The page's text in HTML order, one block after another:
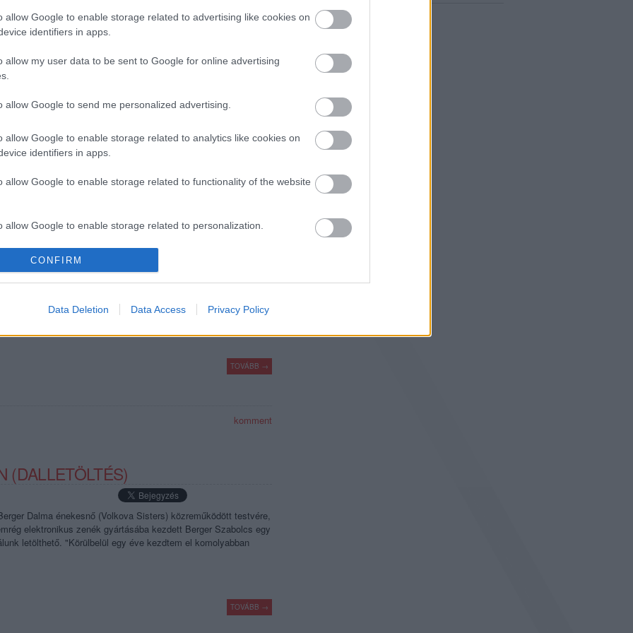
allow Google to enable storage related to advertising like cookies on
identifiers in apps.
allow my user data to be sent to Google for online advertising
allow Google to send me personalized advertising.
allow Google to enable storage related to analytics like cookies on
identifiers in apps.
allow Google to enable storage related to functionality of the website
allow Google to enable storage related to personalization.
allow Google to enable storage related to security, including
functionality and fraud prevention, and other user protection.
CONFIRM
Data Deletion Data Access Privacy Policy
kértük fel az "első egész estés hazai grime-bulin" játszó Ba10-t
szárnyalása azóta is folytatódik, (lásd Skepta Mercury-díját és
komment
BA10 ÉS BERGI SZERINT
zenei irányzat. ami gyakorlatilag szinte teljesen elkerülte
az a nyers, egyszerű és fenyegetően kemény alapokra, plusz
szövegekre épülő grime. Igaz, a Londonból, szűkebben Kelet-
nyomasztó mikroklímájából…
TOVÁBB →
komment
(DALLETÖLTÉS)
Dalma énekesnő (Volkova Sisters) közreműködött testvére,
elektronikus zenék gyártásába kezdett Berger Szabolcs egy
letölthető. "Körülbelül egy éve kezdtem el komolyabban
TOVÁBB →